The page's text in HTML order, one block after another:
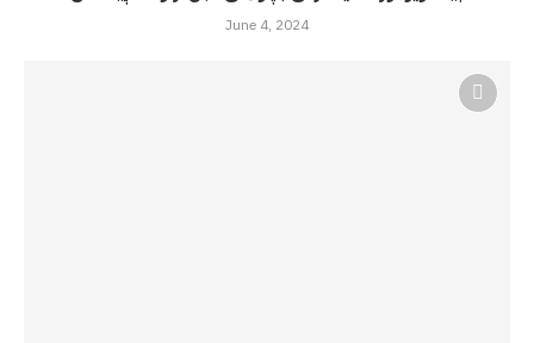
June 4, 2024